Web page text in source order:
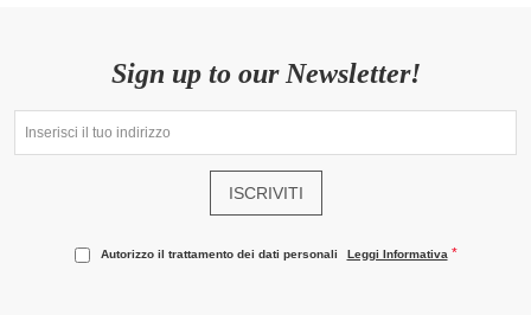
Sign up to our Newsletter!
ISCRIVITI
Autorizzo il trattamento dei dati personali Leggi Informativa